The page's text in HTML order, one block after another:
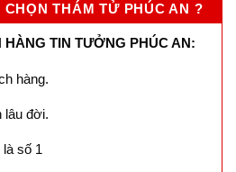
THÁM TỬ PHÚC AN ?
HÀNG TIN TƯỞNG PHÚC AN:
hàng.
lâu đời.
số 1